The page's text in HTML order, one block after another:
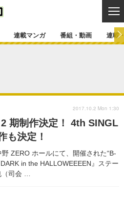
マンガ
コスプレ
カバー
コラム
連載マンガ 番組・動画 連載
期制作決定！ 4th SINGL
も決定！
ZERO ホールにて、開催された“B-
in the HALLOWEEEEN』ステー
司会 …
2017.10.2 Mon 1:30